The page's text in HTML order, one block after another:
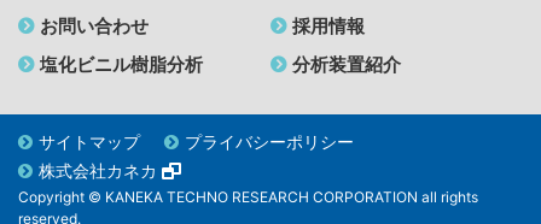
お問い合わせ
採用情報
塩化ビニル樹脂分析
分析装置紹介
サイトマップ
プライバシーポリシー
株式会社カネカ
Copyright © KANEKA TECHNO RESEARCH CORPORATION all rights
reserved.